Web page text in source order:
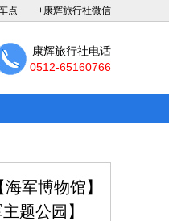
+康辉旅行社微信
点
康辉旅行社电话
0512-65160766
军博物馆】
题公园】